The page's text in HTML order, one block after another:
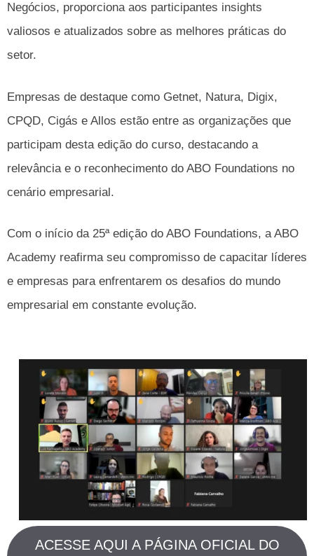
Negócios, proporciona aos participantes insights
valiosos e atualizados sobre as melhores práticas do
setor.
Empresas de destaque como Getnet, Natura, Digix,
CPQD, Cigás e Allos estão entre as organizações que
participam desta edição do curso, destacando a
relevância e o reconhecimento do ABO Foundations no
cenário empresarial.
Com o início da 25ª edição do ABO Foundations, a ABO
Academy reafirma seu compromisso de capacitar líderes
e empresas para enfrentarem os desafios do mundo
empresarial em constante evolução.
ACESSE AQUI A PÁGINA OFICIAL DO